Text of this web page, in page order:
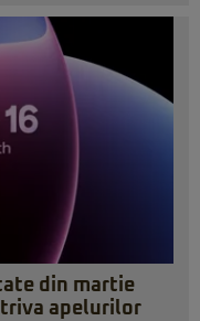
din martie
apelurilor